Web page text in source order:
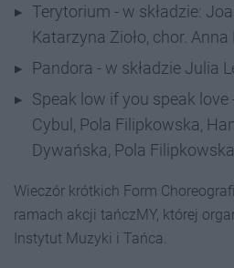
Terytorium - w składzie:
Katarzyna Zioło, chor. Anna
Pandora - w składzie Julia
Speak low if you speak love
Cybul, Pola Filipkowska,
Dywańska, Pola
Wieczór krótkich Form
ramach akcji tańczMY, której
Instytut Muzyki i Tańca.